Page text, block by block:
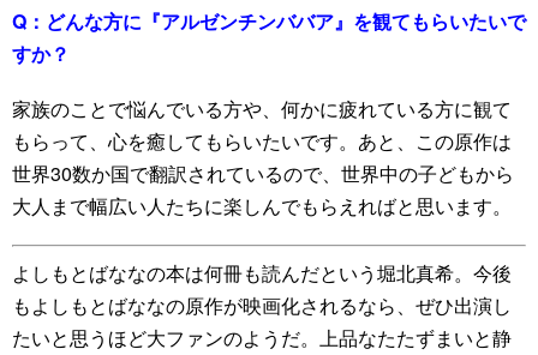
Q： どんな方に『アルゼンチンババア』を観てもらいたいで
すか？
家族のことで悩んでいる方や、何かに疲れている方に観て
もらって、心を癒してもらいたいです。あと、この原作は
世界30数か国で翻訳されているので、世界中の子どもから
大人まで幅広い人たちに楽しんでもらえればと思います。
よしもとばななの本は何冊も読んだという堀北真希。今後
もよしもとばななの原作が映画化されるなら、ぜひ出演し
たいと思うほど大ファンのようだ。上品なたたずまいと静